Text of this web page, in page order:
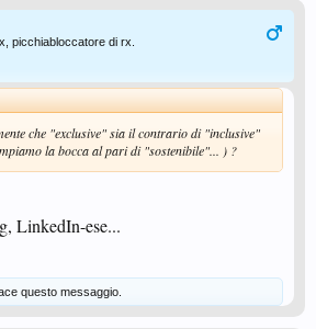
picchiabloccatore di rx.
che "exclusive" sia il contrario di "inclusive"
la bocca al pari di "sostenibile"... ) ?
LinkedIn-ese...
questo messaggio.